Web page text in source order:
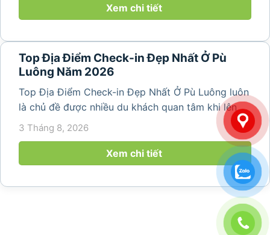
thiên nhiên trong lành,...Xem chi tiết
Top Địa Điểm Check-in Đẹp Nhất Ở Pù
Luông Năm 2026
Top Địa Điểm Check-in Đẹp Nhất Ở Pù Luông luôn
là chủ đề được nhiều du khách quan tâm khi lên kế
hoạch khám phá vùng đất thiên nhiên nổi tiếng
của Thanh Hóa. Với ruộng bậc thang trải dài, bản
làng yên bình, thác...
3 Tháng 8, 2026
Xem chi tiết